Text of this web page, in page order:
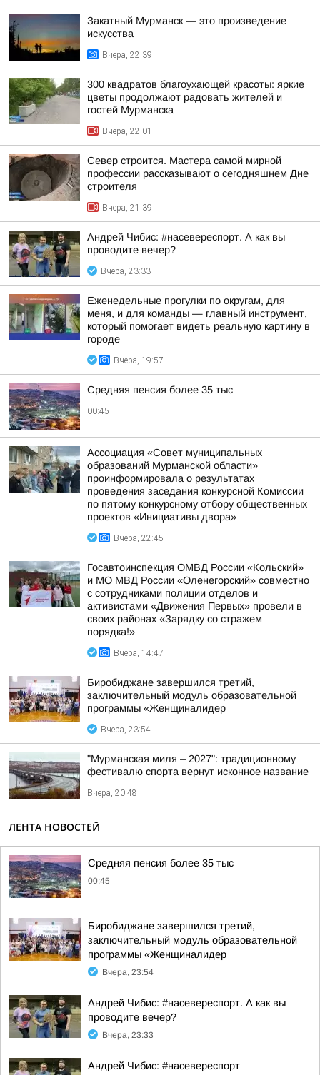
Закатный Мурманск — это произведение
искусства
Вчера, 22:39
300 квадратов благоухающей красоты: яркие
цветы продолжают радовать жителей и
гостей Мурманска
Вчера, 22:01
Север строится. Мастера самой мирной
профессии рассказывают о сегодняшнем Дне
строителя
Вчера, 21:39
Андрей Чибис: #насевереспорт. А как вы
проводите вечер?
Вчера, 23:33
Еженедельные прогулки по округам, для
меня, и для команды — главный инструмент,
который помогает видеть реальную картину в
городе
Вчера, 19:57
Средняя пенсия более 35 тыс
00:45
Ассоциация «Совет муниципальных
образований Мурманской области»
проинформировала о результатах
проведения заседания конкурсной Комиссии
по пятому конкурсному отбору общественных
проектов «Инициативы двора»
Вчера, 22:45
Госавтоинспекция ОМВД России «Кольский»
и МО МВД России «Оленегорский» совместно
с сотрудниками полиции отделов и
активистами «Движения Первых» провели в
своих районах «Зарядку со стражем
порядка!»
Вчера, 14:47
Биробиджане завершился третий,
заключительный модуль образовательной
программы «Женщиналидер
Вчера, 23:54
"Мурманская миля – 2027": традиционному
фестивалю спорта вернут исконное название
Вчера, 20:48
ЛЕНТА НОВОСТЕЙ
Средняя пенсия более 35 тыс
00:45
Биробиджане завершился третий,
заключительный модуль образовательной
программы «Женщиналидер
Вчера, 23:54
Андрей Чибис: #насевереспорт. А как вы
проводите вечер?
Вчера, 23:33
Андрей Чибис: #насевереспорт